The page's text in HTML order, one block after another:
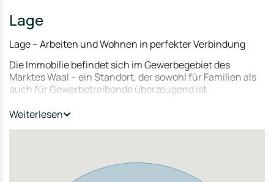
Lage
Lage – Arbeiten und Wohnen in perfekter Verbindung
Die Immobilie befindet sich im Gewerbegebiet des
Marktes Waal – ein Standort, der sowohl für Familien als
auch für Gewerbetreibende überzeugend ist.
Mikrolage
Waal bietet alles, was für den täglichen Bedarf wichtig
Kinderbetreuung & Grundschule
Weiterlesen